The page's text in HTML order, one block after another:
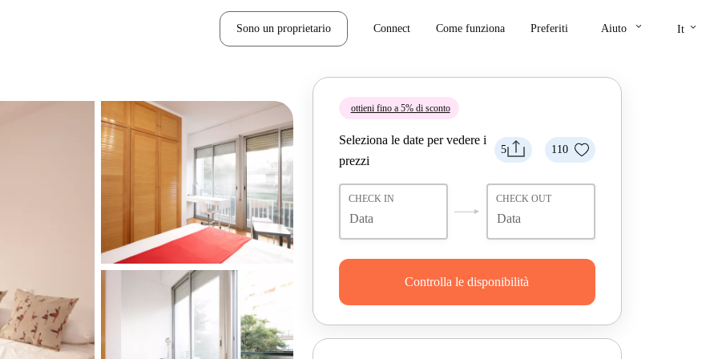
Sono un proprietario Connect Come funziona Preferiti Aiuto keyboard_arrow_down It keyboard_arrow_down
ottieni fino a 5% di sconto
5 110
Seleziona le date per vedere i
prezzi
CHECK IN CHECK OUT
Controlla le disponibilità